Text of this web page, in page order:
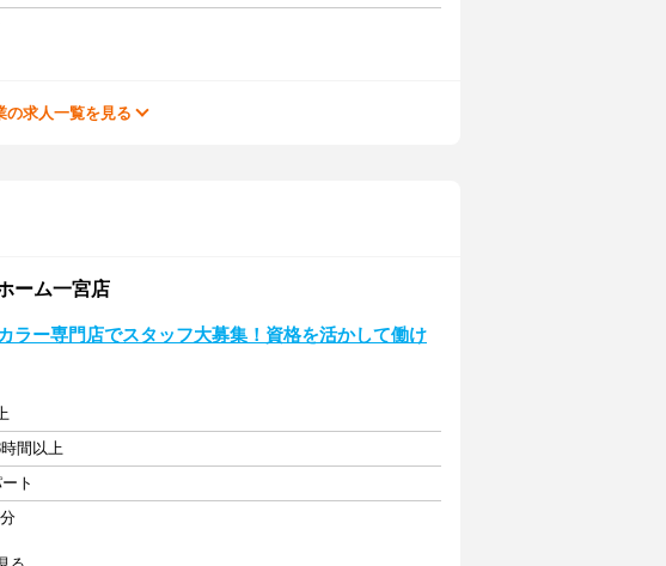
の求人一覧を見る
ーム一宮店
ラー専門店でスタッフ大募集！資格を活かして働け
間以上
ト